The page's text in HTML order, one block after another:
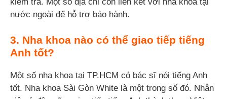
nước ngoài để hỗ trợ bảo hành.
3. Nha khoa nào có thể giao tiếp tiếng
Anh tốt?
Một số nha khoa tại TP.HCM có bác sĩ nói tiếng Anh
tốt. Nha khoa Sài Gòn White là một trong số đó. Nhân